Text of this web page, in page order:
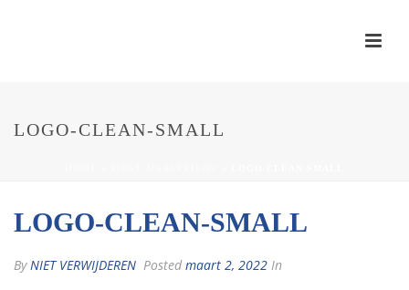
LOGO-CLEAN-SMALL
LOGO-CLEAN-SMALL
ByNIET VERWIJDEREN Posted maart 2, 2022 In